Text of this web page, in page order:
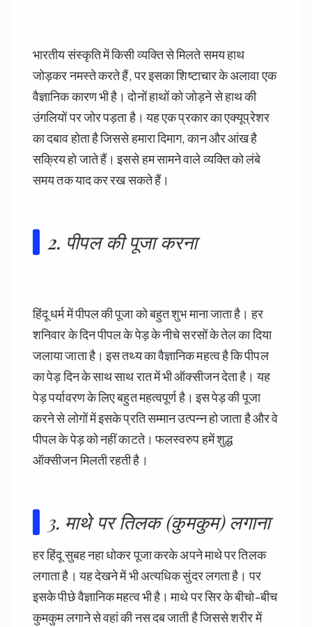
भारतीय संस्कृति में किसी व्यक्ति से मिलते समय हाथ
जोड़कर नमस्ते करते हैं, पर इसका शिष्टाचार के अलावा एक
वैज्ञानिक कारण भी है। दोनों हाथों को जोड़ने से हाथ की
उंगलियों पर जोर पड़ता है। यह एक प्रकार का एक्यूप्रेशर
का दबाव होता है जिससे हमारा दिमाग, कान और आंख है
सक्रिय हो जाते हैं। इससे हम सामने वाले व्यक्ति को लंबे
समय तक याद कर रख सकते हैं।
2. पीपल की पूजा करना
हिंदू धर्म में पीपल की पूजा को बहुत शुभ माना जाता है। हर
शनिवार के दिन पीपल के पेड़ के नीचे सरसों के तेल का दिया
जलाया जाता है। इस तथ्य का वैज्ञानिक महत्व है कि पीपल
का पेड़ दिन के साथ साथ रात में भी ऑक्सीजन देता है। यह
पेड़ पर्यावरण के लिए बहुत महत्वपूर्ण है। इस पेड़ की पूजा
करने से लोगों में इसके प्रति सम्मान उत्पन्न हो जाता है और वे
पीपल के पेड़ को नहीं काटते। फलस्वरुप हमें शुद्ध
ऑक्सीजन मिलती रहती है।
3. माथे पर तिलक (कुमकुम) लगाना
हर हिंदू सुबह नहा धोकर पूजा करके अपने माथे पर तिलक
लगाता है। यह देखने में भी अत्यधिक सुंदर लगता है। पर
इसके पीछे वैज्ञानिक महत्व भी है। माथे पर सिर के बीचो-बीच
कुमकुम लगाने से वहां की नस दब जाती है जिससे शरीर में